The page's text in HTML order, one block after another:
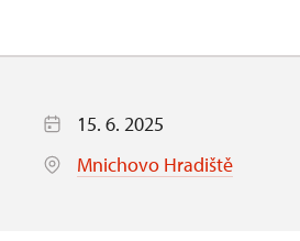
15. 6. 2025
Mnichovo Hradiště